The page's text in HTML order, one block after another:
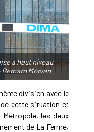
à haut niveau.
Morvan
division avec le
de cette situation et
les deux
de La Ferme,